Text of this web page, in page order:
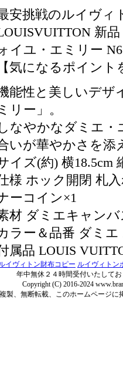
安挑戦のルイヴィ
新
イユ・エミリー
【気になるポイント
能性と美しいデザ
ミリー」。
なやかなダミエ
いが華やかさを添
イズ(約) 横18.5cm
様 ホック開閉 札
ーコイン×1
材 ダミエキャン
ラー＆品番 ダミ
属品 LOUIS
イヴィトン財布コピー ルイヴィトン
年中無休２４時間受付いたして
Copyright (C) 2016-2024
製、無断転載、このホームページ